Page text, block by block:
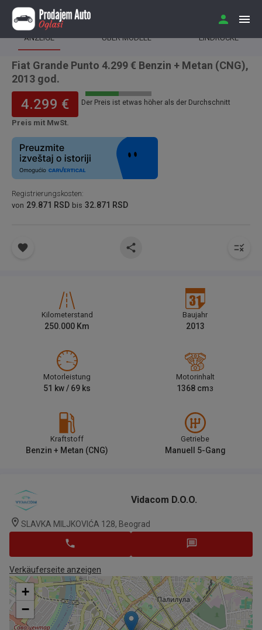
ANZEIGE ÜBER MODELL EINDRÜCKE
Fiat Grande Punto 4.299 € Benzin + Metan (CNG),
2013 god.
4.299 €
Preis mit MwSt.
Der Preis ist etwas höher als der Durchschnitt
Registrierungskosten:
von 29.871 RSD bis 32.871 RSD
Kilometerstand
250.000 Km
Baujahr
2013
Motorleistung
51 kw / 69 ks
Motorinhalt
1368 cm3
Kraftstoff
Benzin + Metan (CNG)
Getriebe
Manuell 5-Gang
Vidacom D.o.o.
SLAVKA MILJKOVIĆA 128, Beograd
Verkäuferseite anzeigen
+
−